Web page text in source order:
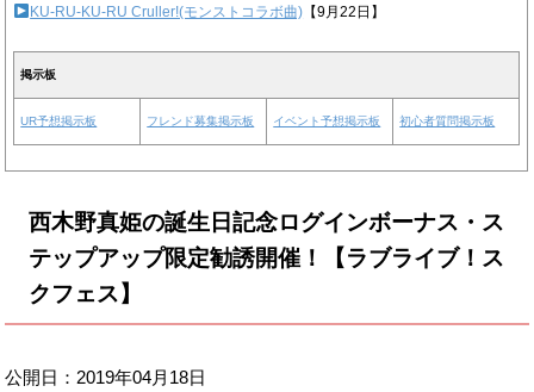
KU-RU-KU-RU Cruller!(モンストコラボ曲) 【9月22日】
掲示板
UR予想掲示板 フレンド募集掲示板 イベント予想掲示板 初心者質問掲示板
西木野真姫の誕生日記念ログインボーナス・ス
テップアップ限定勧誘開催！【ラブライブ！ス
クフェス】
公開日： 2019年04月18日